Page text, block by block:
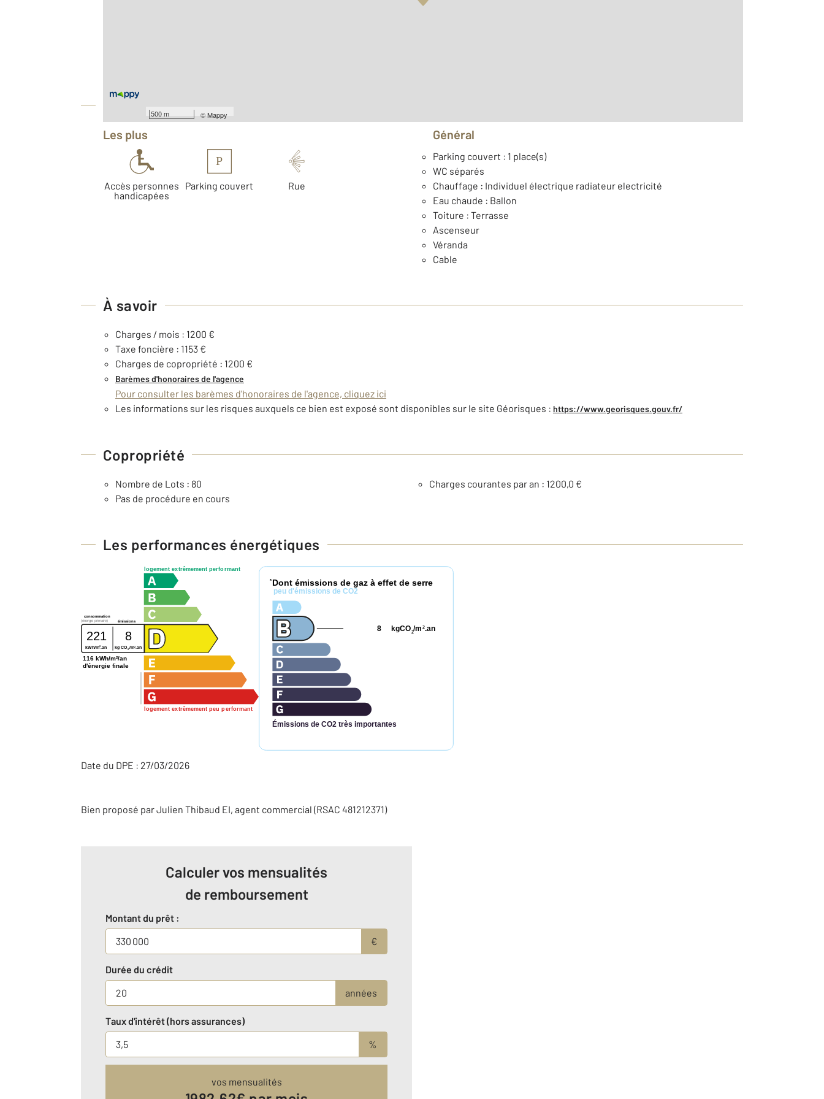
500 m ©Mappy
Les plus
Accès personnes
handicapées
P
Parking couvert Rue
Général
Parking couvert : 1 place(s)
WC séparés
Chauffage : Individuel électrique radiateur electricité
Eau chaude : Ballon
Toiture : Terrasse
Ascenseur
Véranda
Cable
À savoir
Charges / mois : 1200 €
Taxe foncière : 1153 €
Charges de copropriété : 1200 €
Barèmes d'honoraires de l'agence
Pour consulter les barèmes d'honoraires de l'agence, cliquez ici
Les informations sur les risques auxquels ce bien est exposé sont disponibles sur le site Géorisques : https://www.georisques.gouv.fr/
Copropriété
Nombre de Lots : 80
Charges courantes par an : 1200,0 €
Pas de procédure en cours
Les performances énergétiques
logement extrêmement performant
logement extrêmement peu performant
consommation
émissions
(énergie primaire)
221 8
kWh/m2 .an kg CO2 /m2 .an
116 kWh/m²/an
d'énergie finale
* Dont émissions de gaz à effet de serre
peu d'émissions de CO2
Émissions de CO2 très importantes
kgCO2/m 2.an
8
Date du DPE : 27/03/2026
Bien proposé parJulien Thibaud EI, agent commercial (RSAC 481212371)
Calculer vos mensualités
de remboursement
Montant du prêt :
€
Durée du crédit
années
Taux d'intérêt (hors assurances)
%
vos mensualités